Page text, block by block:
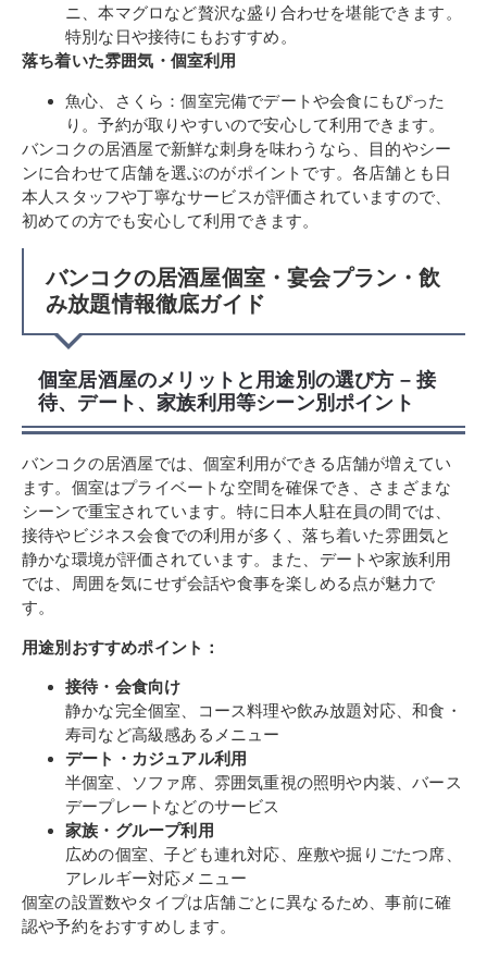
ニ、本マグロなど贅沢な盛り合わせを堪能できます。
特別な日や接待にもおすすめ。
落ち着いた雰囲気・個室利用
魚心、さくら：個室完備でデートや会食にもぴった
り。予約が取りやすいので安心して利用できます。
バンコクの居酒屋で新鮮な刺身を味わうなら、目的やシー
ンに合わせて店舗を選ぶのがポイントです。各店舗とも日
本人スタッフや丁寧なサービスが評価されていますので、
初めての方でも安心して利用できます。
バンコクの居酒屋個室・宴会プラン・飲
み放題情報徹底ガイド
個室居酒屋のメリットと用途別の選び方 – 接
待、デート、家族利用等シーン別ポイント
バンコクの居酒屋では、個室利用ができる店舗が増えてい
ます。個室はプライベートな空間を確保でき、さまざまな
シーンで重宝されています。特に日本人駐在員の間では、
接待やビジネス会食での利用が多く、落ち着いた雰囲気と
静かな環境が評価されています。また、デートや家族利用
では、周囲を気にせず会話や食事を楽しめる点が魅力で
す。
用途別おすすめポイント：
接待・会食向け
静かな完全個室、コース料理や飲み放題対応、和食・
寿司など高級感あるメニュー
デート・カジュアル利用
半個室、ソファ席、雰囲気重視の照明や内装、バース
デープレートなどのサービス
家族・グループ利用
広めの個室、子ども連れ対応、座敷や掘りごたつ席、
アレルギー対応メニュー
個室の設置数やタイプは店舗ごとに異なるため、事前に確
認や予約をおすすめします。